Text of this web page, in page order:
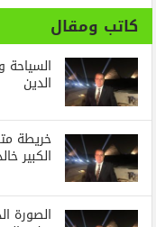
كاتب ومقال
السياحة
الدين
خريطة
الكبير
الصورة